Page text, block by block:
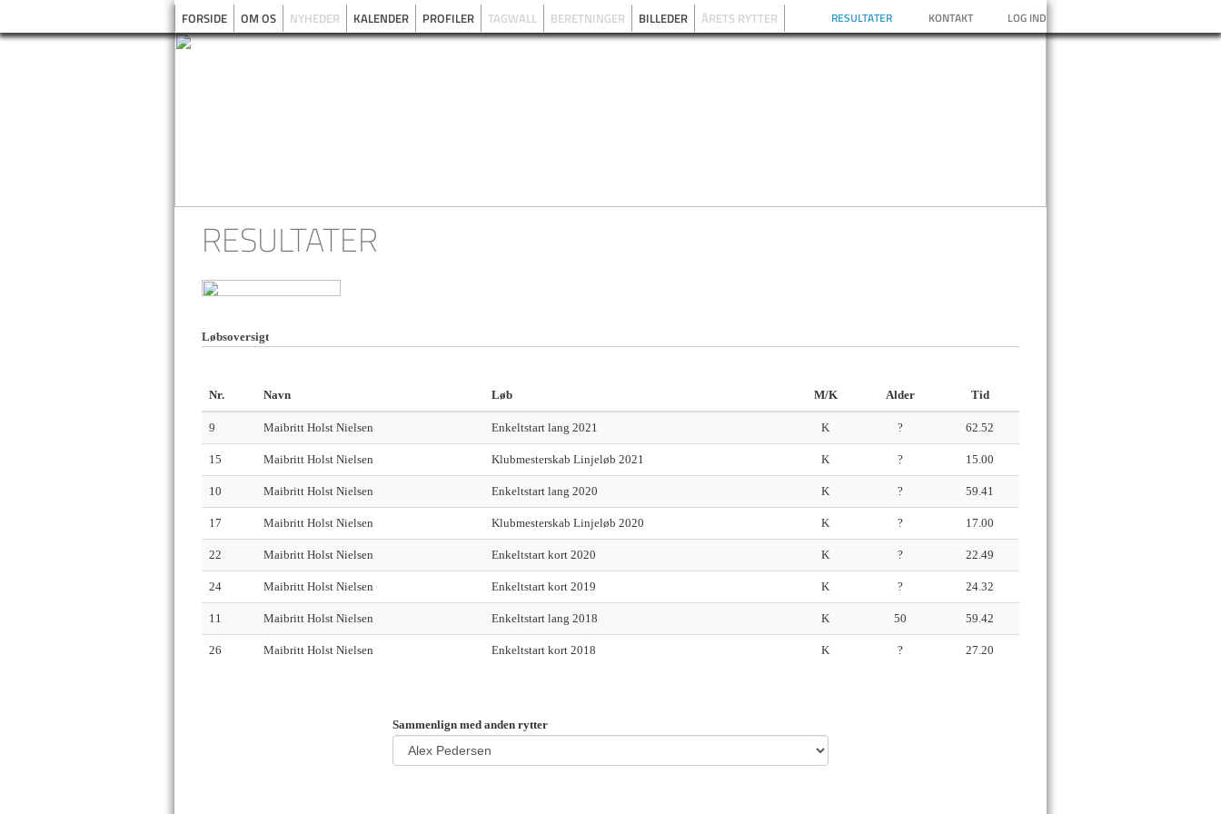
FORSIDE OM OS NYHEDER KALENDER PROFILER TAGWALL BERETNINGER BILLEDER ÅRETS RYTTER RESULTATER KONTAKT LOG IND
RESULTATER
Løbsoversigt
Nr. Navn Løb M/K Alder Tid
9 Maibritt Holst Nielsen Enkeltstart lang 2021 K ? 62.52
15 Maibritt Holst Nielsen Klubmesterskab Linjeløb 2021 K ? 15.00
10 Maibritt Holst Nielsen Enkeltstart lang 2020 K ? 59.41
17 Maibritt Holst Nielsen Klubmesterskab Linjeløb 2020 K ? 17.00
22 Maibritt Holst Nielsen Enkeltstart kort 2020 K ? 22.49
24 Maibritt Holst Nielsen Enkeltstart kort 2019 K ? 24.32
11 Maibritt Holst Nielsen Enkeltstart lang 2018 K 50 59.42
26 Maibritt Holst Nielsen Enkeltstart kort 2018 K ? 27.20
Sammenlign med anden rytter